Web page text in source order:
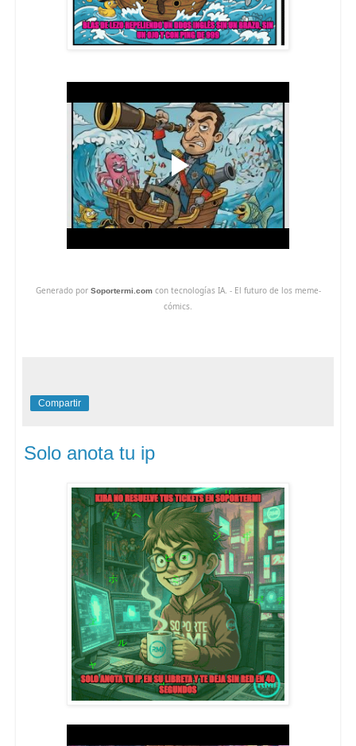
Generado por Soportermi.comcon tecnologías IA. - El futuro de los meme-
cómics.
Compartir
Solo anota tu ip